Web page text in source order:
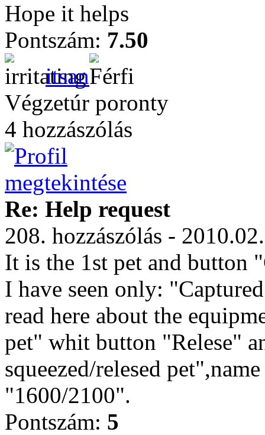
Hope it helps
Pontszám: 7.50
itsan
Végzetúr poronty
4 hozzászólás
Re: Help request
208. hozzászólás -
It is the 1st pet and button
I have seen only:
read here about the
pet" whit button "Relese"
squeezed/relesed
"1600/2100".
Pontszám: 5